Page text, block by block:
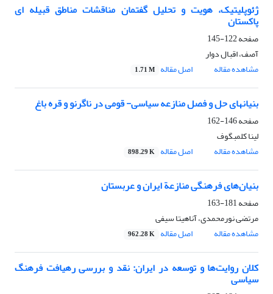
ژئوپلیتیک، هویت و تحلیل گفتمان مناقشات مناطق قبیله ای
پاکستان
صفحه122-145
آصف، اقبال دوار
مشاهده مقاله
اصل مقاله 1.71 M
بنیانهای حل و فصل منازعه سیاسی- قومی در ناگرنو و قره باغ
صفحه146-162
لینا کلمبگوف
مشاهده مقاله
اصل مقاله 898.29 K
بنیان‌های فرهنگی منازعة ایران و عربستان
صفحه181-163
مرتضی نورمحمدی، آناهیتا سیفی
مشاهده مقاله
اصل مقاله 962.28 K
کلان روایت‌ها و توسعه در ایران: نقد و بررسی رهیافت فرهنگ
سیاسی